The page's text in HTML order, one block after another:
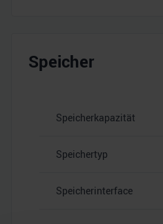
Speicher
Speicherkapazität
Speichertyp
Speicherinterface